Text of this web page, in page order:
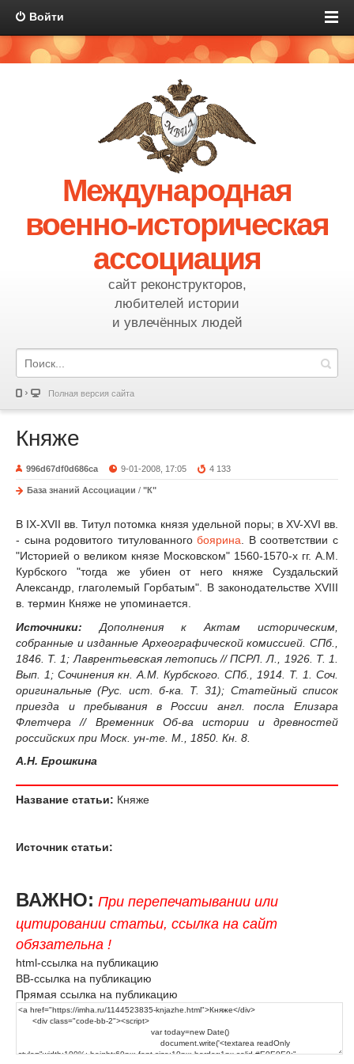
Войти
Международная
военно-историческая
ассоциация
сайт реконструкторов,
любителей истории
и увлечённых людей
Полная версия сайта
Княже
996d67df0d686ca 9-01-2008, 17:05 4 133
База знаний Ассоциации / "К"
В IX-XVII вв. Титул потомка князя удельной поры; в XV-XVI вв.
- сына родовитого титулованногобоярина . В соответствии с
"Историей о великом князе Московском" 1560-1570-х гг. A.M.
Курбского "тогда же убиен от него княже Суздальский
Александр, глаголемый Горбатым". В законодательстве XVIII
в. термин Княже не упоминается.
Источники: Дополнения к Актам историческим,
собранные и изданные Археографической комиссией. СПб.,
1846. Т. 1; Лаврентьевская летопись // ПСРЛ. Л., 1926. Т. 1.
Вып. 1; Сочинения кн. A.M. Курбского. СПб., 1914. Т. 1. Соч.
оригинальные (Рус. ист. б-ка. Т. 31); Статейный список
приезда и пребывания в России англ. посла Елизара
Флетчера // Временник Об-ва истории и древностей
российских при Моск. ун-те. М., 1850. Кн. 8.
А.Н. Ерошкина
Название статьи: Княже
Источник статьи:
ВАЖНО: При перепечатывании или
цитировании статьи, ссылка на сайт
обязательна !
html-ссылка на публикацию
BB-ссылка на публикацию
Прямая ссылка на публикацию